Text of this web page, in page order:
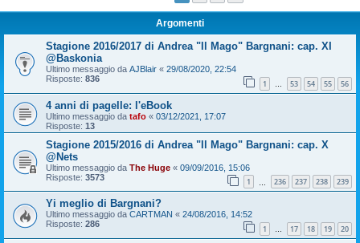
Argomenti
Stagione 2016/2017 di Andrea "Il Mago" Bargnani: cap. XI
@Baskonia
Ultimo messaggio da AJBlair « 29/08/2020, 22:54
Risposte: 836 1 … 53 54 55 56
4 anni di pagelle: l'eBook
Ultimo messaggio da tafo « 03/12/2021, 17:07
Risposte: 13
Stagione 2015/2016 di Andrea "Il Mago" Bargnani: cap. X
@Nets
Ultimo messaggio da The Huge « 09/09/2016, 15:06
Risposte: 3573 1 236 237 238 239
Yi meglio di Bargnani?
Ultimo messaggio da CARTMAN « 24/08/2016, 14:52
Risposte: 286 1 … 17 18 19 20